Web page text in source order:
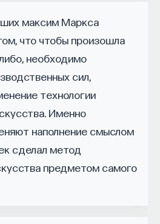
максим Маркса
что чтобы произошла
необходимо
сил,
технологии
Именно
наполнение смыслом
сделал метод
предметом самого
молекулярной
наукоемкими
поможет вам найти место
индустрию.
вакансии
дольше,
мы определяем цели,
с целеполаганием все